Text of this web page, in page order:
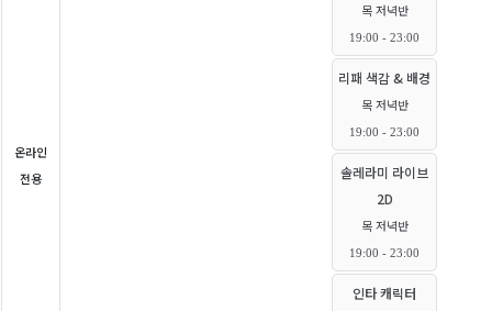
온라인
전용
목 저녁반
19:00 - 23:00
리패 색감 & 배경
목 저녁반
19:00 - 23:00
솔레라미 라이브
2D
목 저녁반
19:00 - 23:00
인타 캐릭터